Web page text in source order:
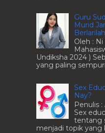
Guru
Murid
Oleh :
Undiksha 2024 )
yang paling
Sex
Nay?
Penulis
Sex
tentang
menjadi topik yang